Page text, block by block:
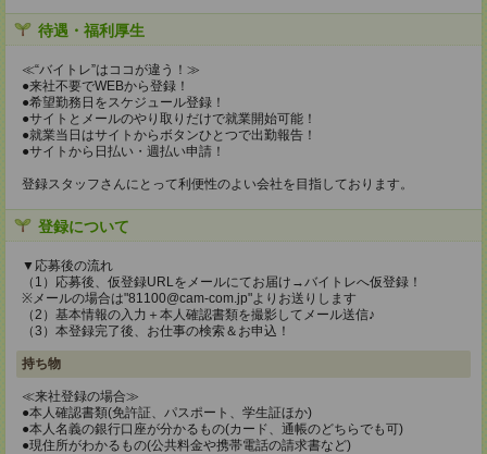
待遇・福利厚生
≪“バイトレ”はココが違う！≫
●来社不要でWEBから登録！
●希望勤務日をスケジュール登録！
●サイトとメールのやり取りだけで就業開始可能！
●就業当日はサイトからボタンひとつで出勤報告！
●サイトから日払い・週払い申請！
登録スタッフさんにとって利便性のよい会社を目指しております。
登録について
▼応募後の流れ
（1）応募後、仮登録URLをメールにてお届け→バイトレへ仮登録！
※メールの場合は"81100@cam-com.jp"よりお送りします
（2）基本情報の入力＋本人確認書類を撮影してメール送信♪
（3）本登録完了後、お仕事の検索＆お申込！
持ち物
≪来社登録の場合≫
●本人確認書類(免許証、パスポート、学生証ほか)
●本人名義の銀行口座が分かるもの(カード、通帳のどちらでも可)
●現住所がわかるもの(公共料金や携帯電話の請求書など)